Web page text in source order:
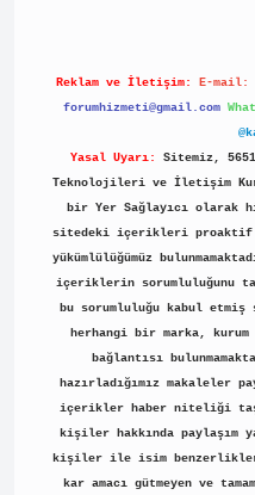
Reklam ve İletişim: E-mail:
forumhizmeti@gmail.com
Yasal Uyarı:
Sitemiz,
Teknolojileri ve İletişim
bir Yer Sağlayıcı olarak
sitedeki içerikleri proaktif
yükümlülüğümüz
içeriklerin sorumluluğunu
bu sorumluluğu kabul
herhangi bir marka,
bağlantısı
hazırladığımız makaleler
içerikler haber niteliği
kişiler hakkında paylaşım
kişiler ile isim
kar amacı gütmeyen ve